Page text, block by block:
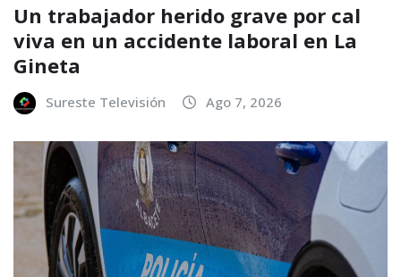
Un trabajador herido grave por cal
viva en un accidente laboral en La
Gineta
Sureste Televisión Ago 7, 2026